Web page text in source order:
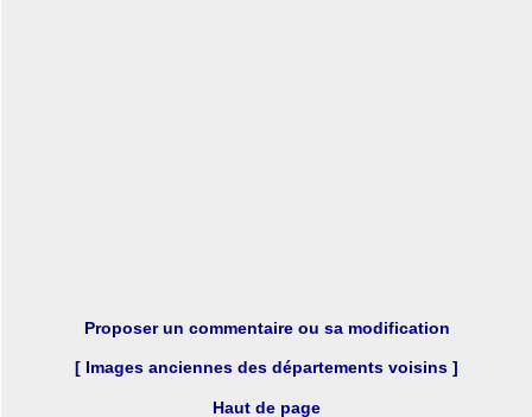
Proposer un commentaire ou sa modification
[ Images anciennes des départements voisins ]
Haut de page